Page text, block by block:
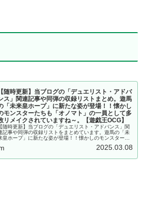
【随時更新】当ブログの「デュエリスト・アドバ
ス」関連記事や同弾の収録リストまとめ。遊馬
「未来皇ホープ」に新たな姿が登場！！懐かし
モンスターたちも「オノマト」の一員として多
リメイクされていますね～。【遊戯王OCG】
【随時更新】当ブログの「デュエリスト・アドバンス」関
記事や同弾の収録リストをまとめています。遊馬の「未
皇ホープ」に新たな姿が登場！！懐かしのモンスターた
～。【遊戯王OCG】
2025.03.08